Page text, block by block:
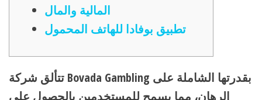
المالية والمال
تطبيق بوفادا للهاتف المحمول
تتألق شركة Bovada Gambling بقدرتها الشاملة على
الرهان، مما يسمح للمستخدمين بالحصول على